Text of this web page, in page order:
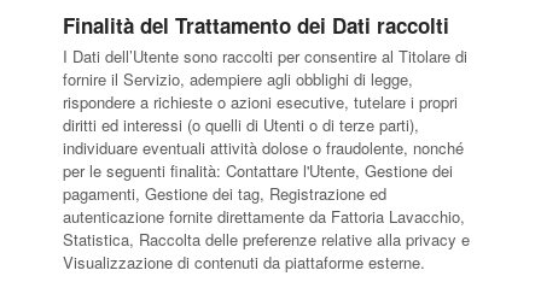
Finalità del Trattamento dei Dati raccolti
I Dati dell’Utente sono raccolti per consentire al Titolare di
fornire il Servizio, adempiere agli obblighi di legge,
rispondere a richieste o azioni esecutive, tutelare i propri
diritti ed interessi (o quelli di Utenti o di terze parti),
individuare eventuali attività dolose o fraudolente, nonché
per le seguenti finalità: Contattare l'Utente, Gestione dei
pagamenti, Gestione dei tag, Registrazione ed
autenticazione fornite direttamente da Fattoria Lavacchio,
Statistica, Raccolta delle preferenze relative alla privacy e
Visualizzazione di contenuti da piattaforme esterne.